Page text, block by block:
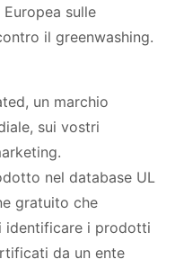
sulle
il greenwashing.
un marchio
sui vostri
nel database UL
gratuito che
identificare i prodotti
da un ente